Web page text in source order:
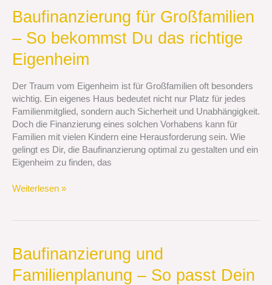
Baufinanzierung für Großfamilien
– So bekommst Du das richtige
Eigenheim
Der Traum vom Eigenheim ist für Großfamilien oft besonders
wichtig. Ein eigenes Haus bedeutet nicht nur Platz für jedes
Familienmitglied, sondern auch Sicherheit und Unabhängigkeit.
Doch die Finanzierung eines solchen Vorhabens kann für
Familien mit vielen Kindern eine Herausforderung sein. Wie
gelingt es Dir, die Baufinanzierung optimal zu gestalten und ein
Eigenheim zu finden, das
Baufinanzierung
für
Großfamilien
So
Du
das
richtige
Eigenheim
Weiterlesen »
Baufinanzierung und
Familienplanung – So passt Dein
Baufinanzierung
und
Familienplanung